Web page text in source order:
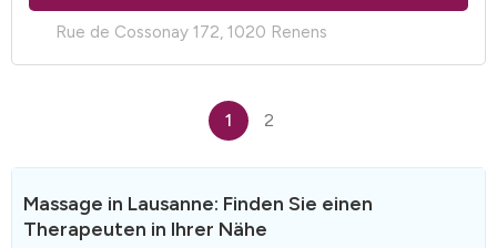
Rue de Cossonay 172, 1020 Renens
1 2
Massage in Lausanne: Finden Sie einen
Therapeuten in Ihrer Nähe